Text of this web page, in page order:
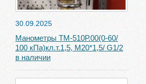
30.09.2025
Манометры ТМ-510Р.00(0-60/
100 кПа)кл.т.1,5, М20*1,5/ G1/2
в наличии